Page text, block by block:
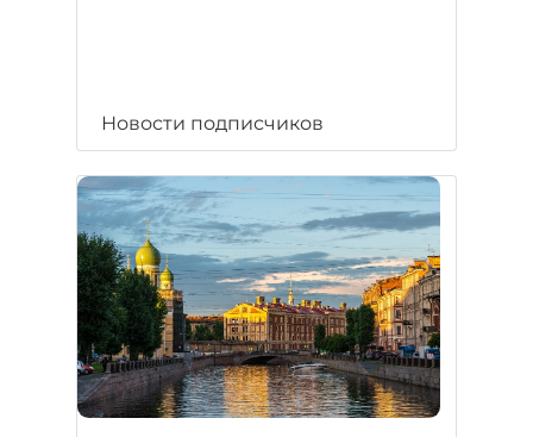
Новости подписчиков